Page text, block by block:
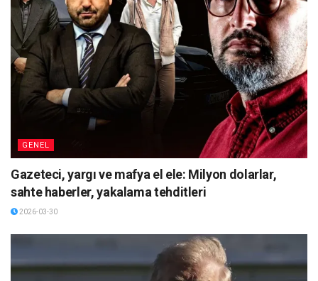
GENEL
Gazeteci, yargı ve mafya el ele: Milyon dolarlar,
sahte haberler, yakalama tehditleri
2026-03-30